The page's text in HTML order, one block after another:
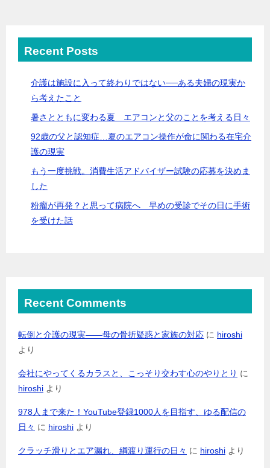
Recent Posts
介護は施設に入って終わりではない──ある夫婦の現実か
ら考えたこと
暑さとともに変わる夏 エアコンと父のことを考える日々
92歳の父と認知症…夏のエアコン操作が命に関わる在宅介
護の現実
もう一度挑戦。消費生活アドバイザー試験の応募を決めま
した
粉瘤が再発？と思って病院へ 早めの受診でその日に手術
を受けた話
Recent Comments
転倒と介護の現実――母の骨折疑惑と家族の対応 に hiroshi
より
会社にやってくるカラスと、こっそり交わす心のやりとり に
hiroshi より
978人まで来た！YouTube登録1000人を目指す、ゆる配信の
日々 に hiroshi より
クラッチ滑りとエア漏れ、綱渡り運行の日々 に hiroshi より